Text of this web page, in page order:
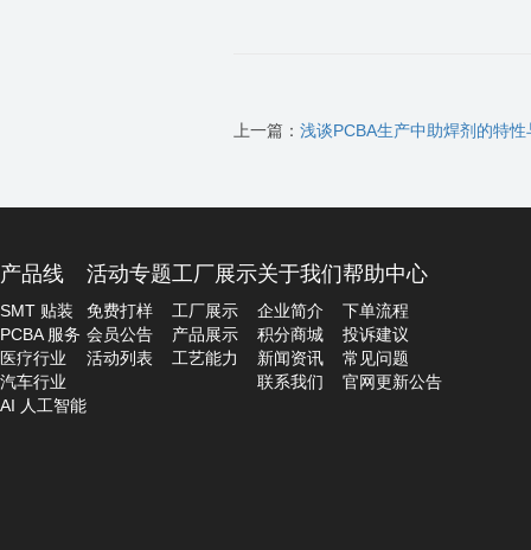
上一篇： 浅谈PCBA生产中助焊剂的特
产品线
SMT 贴装
PCBA 服务
医疗行业
汽车行业
AI 人工智能
活动专题
免费打样
会员公告
活动列表
工厂展示
工厂展示
产品展示
工艺能力
关于我们
企业简介
积分商城
新闻资讯
联系我们
帮助中心
下单流程
投诉建议
常见问题
官网更新公告